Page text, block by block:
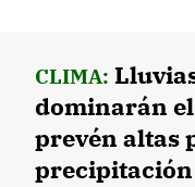
CLIMA:
dominarán
prevén altas
precipitación